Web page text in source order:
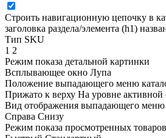
Строить навигационную цепочку в
заголовка раздела/элемента (h1)
Тип SKU
1 2
Режим показа детальной картинки
Всплывающее окно Лупа
Положение выпадающего меню
Прижато к верху На уровне активной
Вид отображения выпадающего меню
Справа Снизу
Режим показа просмотренных товаров